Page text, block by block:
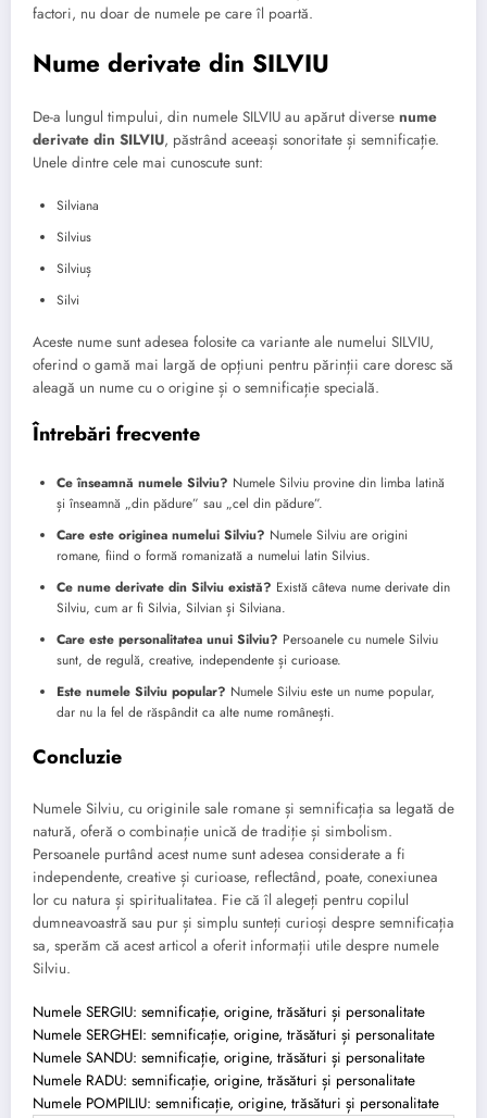
factori, nu doar de numele pe care îl poartă.
Nume derivate din SILVIU
De-a lungul timpului, din numele SILVIU au apărut diverse nume
derivate din SILVIU, păstrând aceeași sonoritate și semnificație.
Unele dintre cele mai cunoscute sunt:
Silviana
Silvius
Silviuș
Silvi
Aceste nume sunt adesea folosite ca variante ale numelui SILVIU,
oferind o gamă mai largă de opțiuni pentru părinții care doresc să
aleagă un nume cu o origine și o semnificație specială.
Întrebări frecvente
Ce înseamnă numele Silviu? Numele Silviu provine din limba latină
și înseamnă „din pădure” sau „cel din pădure”.
Care este originea numelui Silviu? Numele Silviu are origini
romane, fiind o formă romanizată a numelui latin Silvius.
Ce nume derivate din Silviu există? Există câteva nume derivate din
Silviu, cum ar fi Silvia, Silvian și Silviana.
Care este personalitatea unui Silviu? Persoanele cu numele Silviu
sunt, de regulă, creative, independente și curioase.
Este numele Silviu popular? Numele Silviu este un nume popular,
dar nu la fel de răspândit ca alte nume românești.
Concluzie
Numele Silviu, cu originile sale romane și semnificația sa legată de
natură, oferă o combinație unică de tradiție și simbolism.
Persoanele purtând acest nume sunt adesea considerate a fi
independente, creative și curioase, reflectând, poate, conexiunea
lor cu natura și spiritualitatea. Fie că îl alegeți pentru copilul
dumneavoastră sau pur și simplu sunteți curioși despre semnificația
sa, sperăm că acest articol a oferit informații utile despre numele
Silviu.
Numele SERGIU: semnificație, origine, trăsături și personalitate
Numele SERGHEI: semnificație, origine, trăsături și personalitate
Numele SANDU: semnificație, origine, trăsături și personalitate
Numele RADU: semnificație, origine, trăsături și personalitate
Numele POMPILIU: semnificație, origine, trăsături și personalitate